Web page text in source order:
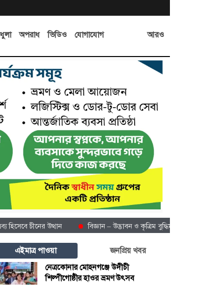
অপরাধ ভিডিও যোগাযোগ আরও
চীনের উত্থান বিজ্ঞান – উদ্ভাবন ও কৃত্রিম বুদ্ধিমত্তায় ভবিষ্যতের চীন
এইমাত্র পাওয়া
জনপ্রিয় খবর
নেত্রকোনার মোহনগঞ্জে উদীচী
শিল্পীগোষ্ঠীর হাওর ভ্রমণ উৎসব